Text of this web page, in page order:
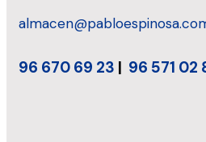
96 670 69 23 | 96 571 02